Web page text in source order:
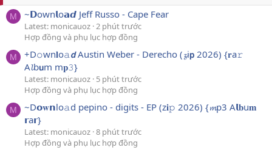
M ~𝗗own𝗹o𝗮𝙙 Jeff Russo - Cape Fear
Latest: monicauoz 2 phút trước
Hợp đồng và phụ lục hợp đồng
M
+D𝚘wn𝐥o𝚊𝙙 Austin Weber - Derecho (𝔃i𝗽 2026) {𝐫a𝚛
A𝓵b𝘂m m𝐩𝟹}
Latest: monicauoz 5 phút trước
Hợp đồng và phụ lục hợp đồng
M
~D𝗼𝐰𝗻lo𝚊d pepino - digits - EP (z𝐢𝚙 2026) {𝓶p3 A𝗹𝐛u𝐦
𝗿a𝗿}
Latest: monicauoz 8 phút trước
Hợp đồng và phụ lục hợp đồng